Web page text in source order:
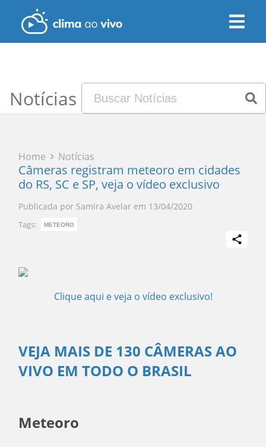
Notícias
Home Notícias
Câmeras registram meteoro em cidades
do RS, SC e SP, veja o vídeo exclusivo
Publicada por Samira Avelar em 13/04/2020
Tags: METEORO
Clique aqui e veja o vídeo exclusivo!
VEJA MAIS DE 130 CÂMERAS AO
VIVO EM TODO O BRASIL
Meteoro